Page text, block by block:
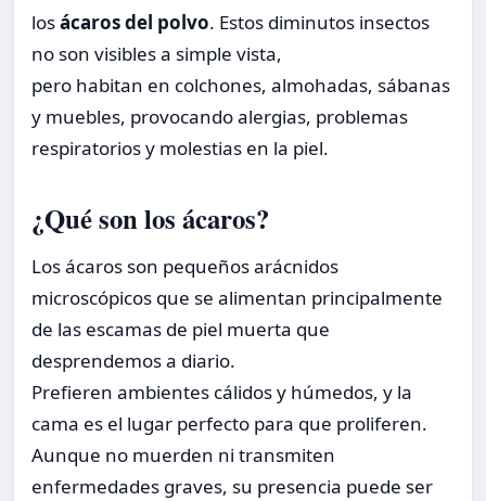
losácaros del polvo. Estos diminutos insectos
no son visibles a simple vista,
pero habitan en colchones, almohadas, sábanas
y muebles, provocando alergias, problemas
respiratorios y molestias en la piel.
¿Qué son los ácaros?
Los ácaros son pequeños arácnidos
microscópicos que se alimentan principalmente
de las escamas de piel muerta que
desprendemos a diario.
Prefieren ambientes cálidos y húmedos, y la
cama es el lugar perfecto para que proliferen.
Aunque no muerden ni transmiten
enfermedades graves, su presencia puede ser